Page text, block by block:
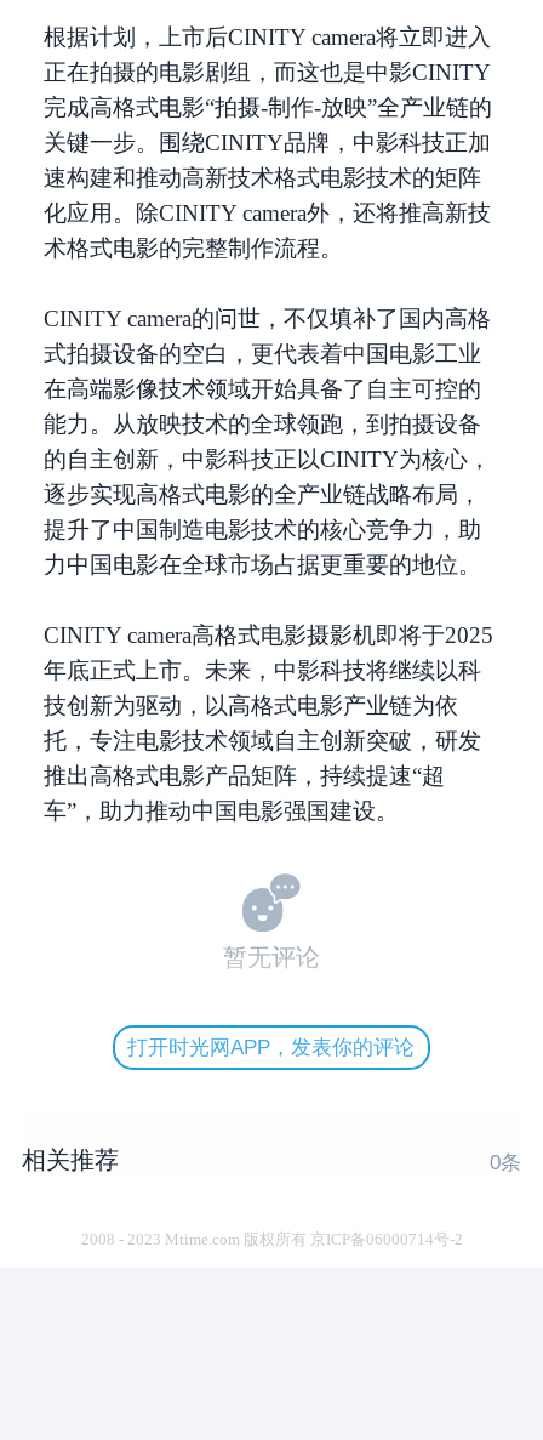
根据计划，上市后CINITY camera将立即进入
正在拍摄的电影剧组，而这也是中影CINITY
完成高格式电影“拍摄-制作-放映”全产业链的
关键一步。围绕CINITY品牌，中影科技正加
速构建和推动高新技术格式电影技术的矩阵
化应用。除CINITY camera外，还将推高新技
术格式电影的完整制作流程。
CINITY camera的问世，不仅填补了国内高格
式拍摄设备的空白，更代表着中国电影工业
在高端影像技术领域开始具备了自主可控的
能力。从放映技术的全球领跑，到拍摄设备
的自主创新，中影科技正以CINITY为核心，
逐步实现高格式电影的全产业链战略布局，
提升了中国制造电影技术的核心竞争力，助
力中国电影在全球市场占据更重要的地位。
CINITY camera高格式电影摄影机即将于2025
年底正式上市。未来，中影科技将继续以科
技创新为驱动，以高格式电影产业链为依
托，专注电影技术领域自主创新突破，研发
推出高格式电影产品矩阵，持续提速“超
车”，助力推动中国电影强国建设。
暂无评论
打开时光网APP，发表你的评论
相关推荐 0条
2008 - 2023 Mtime.com 版权所有 京ICP备06000714号-2